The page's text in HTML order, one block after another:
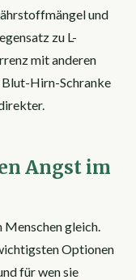
und
zu L-
mit anderen
Hirn-Schranke
Angst im
gleich.
Optionen
für wen sie